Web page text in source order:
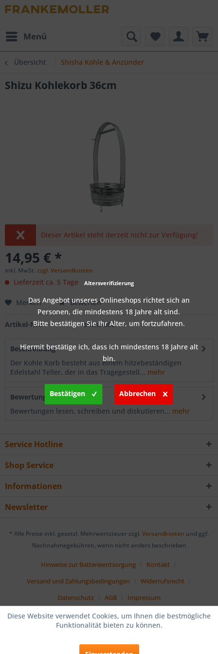
Menü
Übersicht Shisha Kohle & Anzünder
Shizu Kohlekorb 36cm
Dieser Artikel steht derzeit nicht zur Verfügung!
14,95 € *
inkl. MwSt. zzgl. Versandkosten
Lieferzeit ca. 5 Tage
Merken Bewerten
Artikel-Nr.: shizu-002
Beschreibung
Der Kohle Korb besteht aus einem hitzebeständigen
Edelstahl Teller, der in das Tragegestell... mehr
Bewertungen
0
Bewertungen lesen, schreiben und diskutieren... mehr
Service Hotline
Shop Service
Informationen
Newsletter
* Alle Preise inkl. gesetzl. Mehrwertsteuer zzgl. Versandkosten und ggf.
Nachnahmegebühren, wenn nicht anders beschrieben
Hinweise zur Batterieentsorgung
Kontakt
Versand und Zahlungsbedingungen
Widerrufsrecht
Datenschutz
AGB Impressum
Diese Website verwendet Cookies, um Ihnen die bestmögliche
Funktionalität bieten zu können.
Altersverifizierung
Das Angebot unseres Onlineshops richtet sich an
Personen, die mindestens 18 Jahre alt sind.
Bitte bestätigen Sie Ihr Alter, um fortzufahren.
Hiermit bestätige ich, dass ich mindestens 18 Jahre alt
bin.
Bestätigen Abbrechen